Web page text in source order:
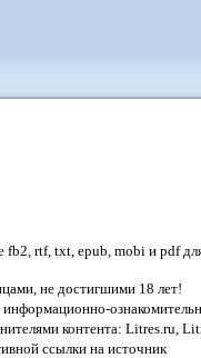
fb2, rtf, txt, epub, mobi и pdf
не достигшими 18 лет!
контента: Litres.ru,
ссылки на источник